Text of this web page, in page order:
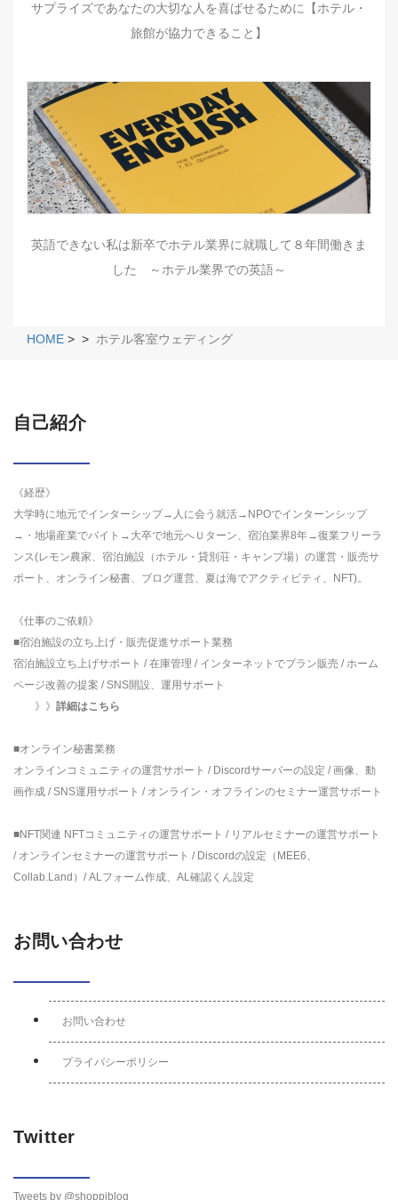
サプライズであなたの大切な人を喜ばせるために【ホテル・
旅館が協力できること】
英語できない私は新卒でホテル業界に就職して８年間働きま
した ～ホテル業界での英語～
HOME > > ホテル客室ウェディング
自己紹介
《経歴》
大学時に地元でインターシップ→人に会う就活→NPOでインターンシップ
→・地場産業でバイト→大卒で地元へＵターン、宿泊業界8年→復業フリーラ
ンス(レモン農家、宿泊施設（ホテル・貸別荘・キャンプ場）の運営・販売サ
ポート、オンライン秘書、ブログ運営、夏は海でアクティビティ、NFT)。
《仕事のご依頼》
■宿泊施設の立ち上げ・販売促進サポート業務
宿泊施設立ち上げサポート / 在庫管理 / インターネットでプラン販売 / ホーム
ページ改善の提案 / SNS開設、運用サポート
》》 詳細はこちら
■オンライン秘書業務
オンラインコミュニティの運営サポート / Discordサーバーの設定 / 画像、動
画作成 / SNS運用サポート / オンライン・オフラインのセミナー運営サポート
■NFT関連 NFTコミュニティの運営サポート / リアルセミナーの運営サポート
/ オンラインセミナーの運営サポート / Discordの設定（MEE6、
Collab.Land）/ ALフォーム作成、AL確認くん設定
お問い合わせ
お問い合わせ
プライバシーポリシー
Twitter
Tweets by @shoppiblog